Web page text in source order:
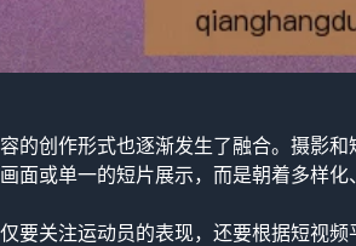
创作形式也逐渐发生了融合。摄影和
面或单一的短片展示，而是朝着多样化
要关注运动员的表现，还要根据短视频